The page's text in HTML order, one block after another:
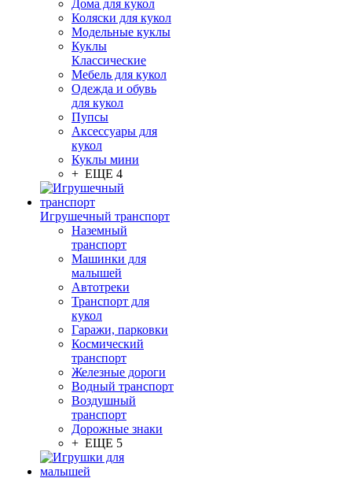
Дома для кукол
Коляски для кукол
Модельные куклы
Куклы
Классические
Мебель для кукол
Одежда и обувь
для кукол
Пупсы
Аксессуары для
кукол
Куклы мини
+ ЕЩЕ 4
Игрушечный транспорт
Наземный
транспорт
Машинки для
малышей
Автотреки
Транспорт для
кукол
Гаражи, парковки
Космический
транспорт
Железные дороги
Водный транспорт
Воздушный
транспорт
Дорожные знаки
+ ЕЩЕ 5